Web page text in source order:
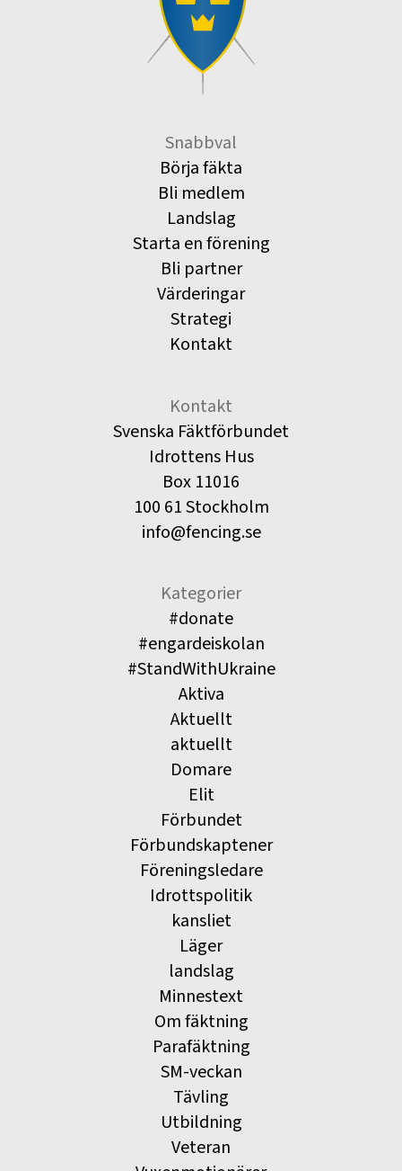
Snabbval
Börja fäkta
Bli medlem
Landslag
Starta en förening
Bli partner
Värderingar
Strategi
Kontakt
Kontakt
Svenska Fäktförbundet
Idrottens Hus
Box 11016
100 61 Stockholm
info@fencing.se
Kategorier
#donate
#engardeiskolan
#StandWithUkraine
Aktiva
Aktuellt
aktuellt
Domare
Elit
Förbundet
Förbundskaptener
Föreningsledare
Idrottspolitik
kansliet
Läger
landslag
Minnestext
Om fäktning
Parafäktning
SM-veckan
Tävling
Utbildning
Veteran